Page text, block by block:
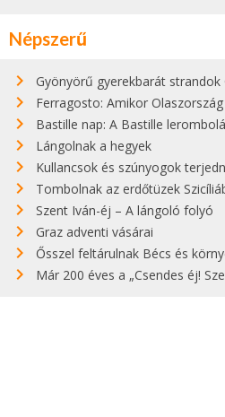
Népszerű
Gyönyörű gyerekbarát strandok
Ferragosto: Amikor
Bastille nap: A Bastille lerombolása
Lángolnak a hegyek
Kullancsok és szúnyogok
Tombolnak az erdőtüzek
Szent Iván-éj – A lángoló folyó
Graz adventi vásárai
Ősszel feltárulnak Bécs és
Már 200 éves a „Csendes éj!